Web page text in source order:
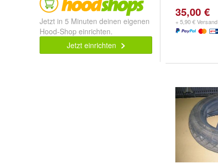
Jetzt in 5 Minuten deinen eigenen
Hood-Shop einrichten.
Jetzt einrichten
35,00 €
+ 5,90 € Versand